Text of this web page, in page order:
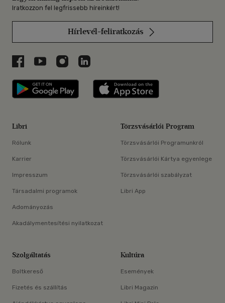
Iratkozzon fel legfrissebb híreinkért!
Hírlevél-feliratkozás
Libri a Facebookon
Libri a Youtube-on
Libri az Instagramon
Libri a LinkedInen
Libri applikáció Szerezd meg: Google
Libri
Rólunk
Karrier
Impresszum
Társadalmi programok
Adományozás
Akadálymentesítési nyilatkozat
Törzsvásárlói Program
Törzsvásárlói Programunkról
Törzsvásárlói Kártya egyenlege
Törzsvásárlói szabályzat
Libri App
Szolgáltatás
Boltkereső
Fizetés és szállítás
Kultúra
Események
Libri Magazin